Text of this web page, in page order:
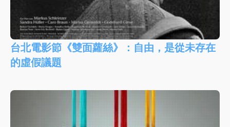
台北電影節《雙面蘿絲》：自由，是從未存在
的虛假議題